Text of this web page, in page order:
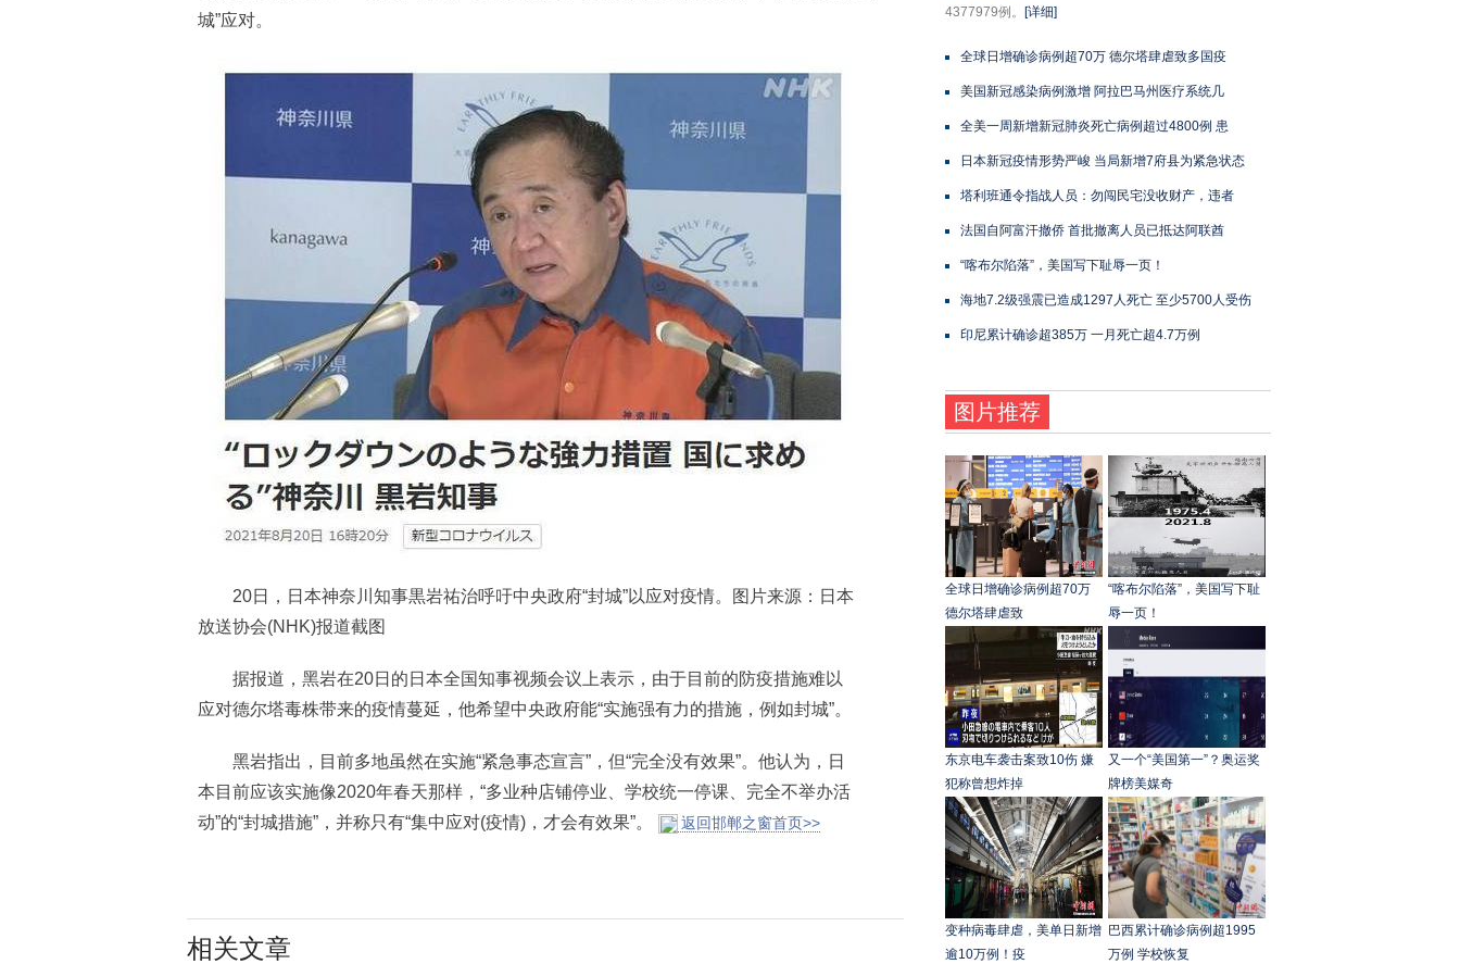
城”应对。
20日，日本神奈川知事黒岩祐治呼吁中央政府“封城”以应对疫情。图片来源：日本
放送协会(NHK)报道截图
据报道，黑岩在20日的日本全国知事视频会议上表示，由于目前的防疫措施难以
应对德尔塔毒株带来的疫情蔓延，他希望中央政府能“实施强有力的措施，例如封城”。
黑岩指出，目前多地虽然在实施“紧急事态宣言”，但“完全没有效果”。他认为，日
本目前应该实施像2020年春天那样，“多业种店铺停业、学校统一停课、完全不举办活
动”的“封城措施”，并称只有“集中应对(疫情)，才会有效果”。
返回邯郸之窗首页>>
相关文章
4377979例。 [详细]
全球日增确诊病例超70万 德尔塔肆虐致多国疫
美国新冠感染病例激增 阿拉巴马州医疗系统几
全美一周新增新冠肺炎死亡病例超过4800例 患
日本新冠疫情形势严峻 当局新增7府县为紧急状态
塔利班通令指战人员：勿闯民宅没收财产，违者
法国自阿富汗撤侨 首批撤离人员已抵达阿联酋
“喀布尔陷落”，美国写下耻辱一页！
海地7.2级强震已造成1297人死亡 至少5700人受伤
印尼累计确诊超385万 一月死亡超4.7万例
图片推荐
全球日增确诊病例超70万
德尔塔肆虐致
“喀布尔陷落”，美国写下耻
辱一页！
东京电车袭击案致10伤 嫌
犯称曾想炸掉
又一个“美国第一”？奥运奖
牌榜美媒奇
变种病毒肆虐，美单日新增
逾10万例！疫
巴西累计确诊病例超1995
万例 学校恢复